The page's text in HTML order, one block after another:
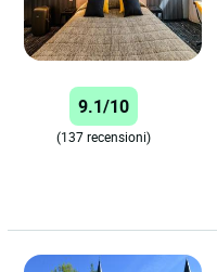
9.1/10
(137 recensioni)